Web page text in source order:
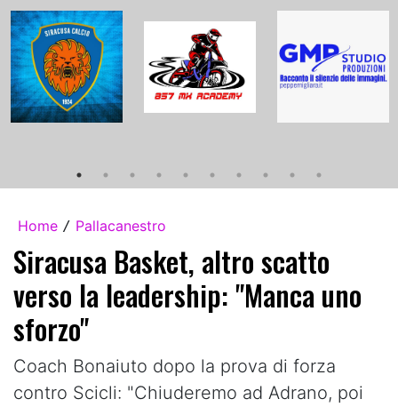
Home / Pallacanestro
Siracusa Basket, altro scatto
verso la leadership: "Manca uno
sforzo"
Coach Bonaiuto dopo la prova di forza
contro Scicli: "Chiuderemo ad Adrano, poi